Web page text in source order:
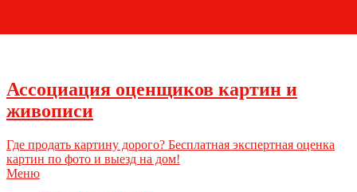
Ассоциация оценщиков картин и
живописи
Где продать картину дорого? Бесплатная экспертная оценка
картин по фото и выезд на дом!
Меню